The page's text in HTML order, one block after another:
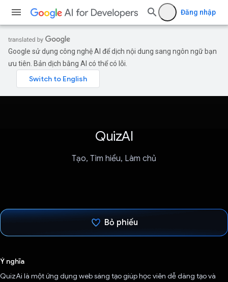
Đăng nhập
Google sử dụng công nghệ AI để dịch nội dung sang ngôn ngữ bạn
ưu tiên. Bản dịch bằng AI có thể có lỗi.
QuizAI
Tạo, Tìm hiểu, Làm chủ
Bỏ phiếu
Ý nghĩa
QuizAi là một ứng dụng web sáng tạo giúp học viên dễ dàng tạo và